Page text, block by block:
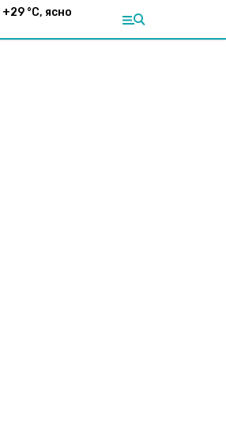
+29 °С, ясно